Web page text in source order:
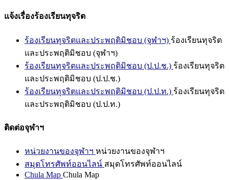
แจ้งเรื่องร้องเรียนทุจริต
ร้องเรียนทุจริตและประพฤติมิชอบ (จุฬาฯ) ร้องเรียนทุจริต
และประพฤติมิชอบ (จุฬาฯ)
ร้องเรียนทุจริตและประพฤติมิชอบ (ป.ป.ช.) ร้องเรียนทุจริต
และประพฤติมิชอบ (ป.ป.ช.)
ร้องเรียนทุจริตและประพฤติมิชอบ (ป.ป.ท.) ร้องเรียนทุจริต
และประพฤติมิชอบ (ป.ป.ท.)
ติดต่อจุฬาฯ
หน่วยงานของจุฬาฯ หน่วยงานของจุฬาฯ
สมุดโทรศัพท์ออนไลน์ สมุดโทรศัพท์ออนไลน์
Chula Map Chula Map